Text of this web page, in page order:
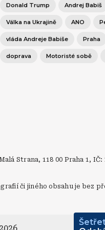
Donald Trump Andrej Babiš
Válka na Ukrajině ANO
vláda Andreje Babiše Praha
doprava Motoristé sobě
Strana, 118 00 Praha 1,
či jiného obsahu je bez